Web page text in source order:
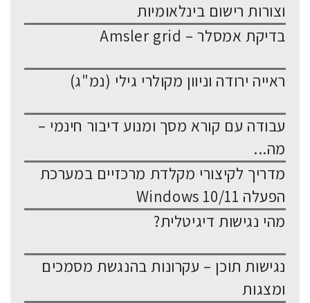
וצורות רישום בינלאומיות
בדיקת אמסלר – Amsler grid
ראייה ירודה וניוון מקולרי גילי (נמ"ג)
עבודה עם קורא מסך ומנוע דיבור חינמי –
מה...
מדריך לקיצורי מקלדת מרכזיים במערכת
הפעלה Windows 10/11
מהי נגישות דיגיטלית?
נגישות תוכן – עקרונות בהנגשת מסמכים
ומצגות